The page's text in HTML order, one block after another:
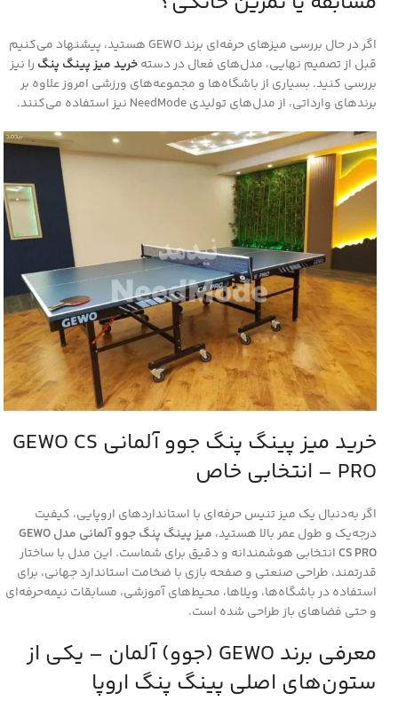
اگر در حال بررسی میزهای حرفه‌ای برندGEWOهستید، پیشنهاد می‌کنیم
قبل از تصمیم نهایی، مدل‌های فعال در دستهخرید میز پینگ پنگ را نیز
بررسی کنید. بسیاری از باشگاه‌ها و مجموعه‌های ورزشی امروز علاوه بر
برندهای وارداتی، از مدل‌های تولیدیNeedMode نیز استفاده می‌کنند.
خرید میز پینگ پنگ جوو آلمانی GEWO CS
PRO – انتخابی خاص
اگر به‌دنبال یک میز تنیس حرفه‌ای با استانداردهای اروپایی، کیفیت
درجه‌یک و طول عمر بالا هستید،
میز پینگ پنگ جوو آلمانی مدل GEWO
CS PROانتخابی هوشمندانه و دقیق برای شماست. این مدل با ساختار
قدرتمند، طراحی صنعتی و صفحه بازی با ضخامت استاندارد جهانی، برای
استفاده در باشگاه‌ها، ویلاها، محیط‌های آموزشی، مسابقات نیمه‌حرفه‌ای
و حتی فضاهای باز طراحی شده است.
معرفی برند GEWO (جوو) آلمان – یکی از
ستون‌های اصلی پینگ پنگ اروپا